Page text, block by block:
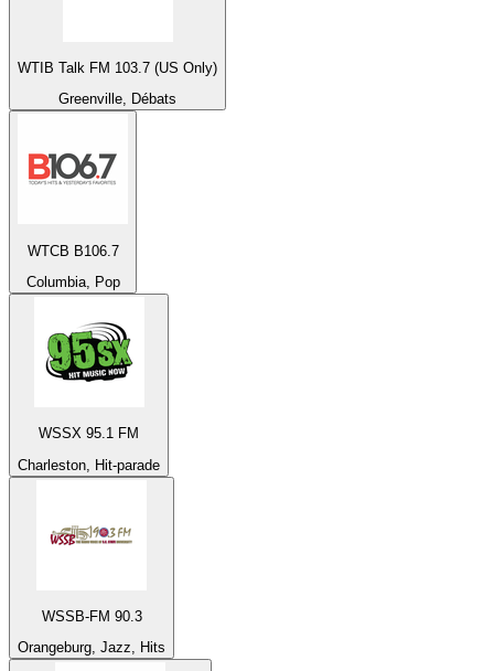
WTIB Talk FM 103.7 (US Only)
Greenville, Débats
WTCB B106.7
Columbia, Pop
WSSX 95.1 FM
Charleston, Hit-parade
WSSB-FM 90.3
Orangeburg, Jazz, Hits